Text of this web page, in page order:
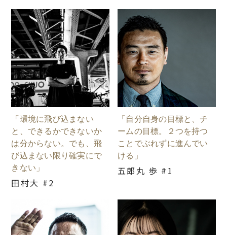
「環境に飛び込まない
と、できるかできないか
は分からない。でも、飛
び込まない限り確実にで
きない」
田村大 #2
「自分自身の目標と、チ
ームの目標。２つを持つ
ことでぶれずに進んでい
ける」
五郎丸 歩 #1